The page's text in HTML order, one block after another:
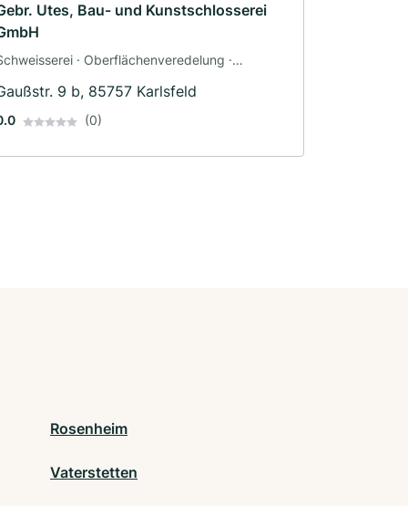
Utes, Bau- und Kunstschlosserei
· Oberflächenveredelung ·
9 b, 85757 Karlsfeld
(0)
Rosenheim
Vaterstetten